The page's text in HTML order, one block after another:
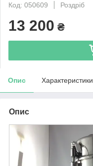
Код: 050609
Роздріб
13 200 ₴
Опис Характеристики
Опис